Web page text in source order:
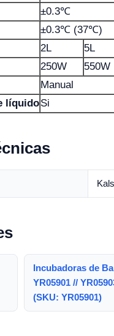
±0.3℃
±0.3℃ (37℃)
2L 5L
250W 550W
Manual
líquidoSi
Incubadoras de
YR05901 //
(SKU: YR05901)